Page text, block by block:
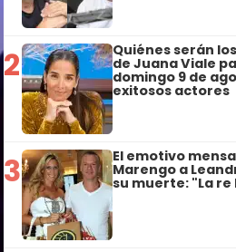
2 Quiénes serán
de Juana Viale
domingo 9 de
exitosos actores
3 El emotivo
Marengo a
su muerte: "La